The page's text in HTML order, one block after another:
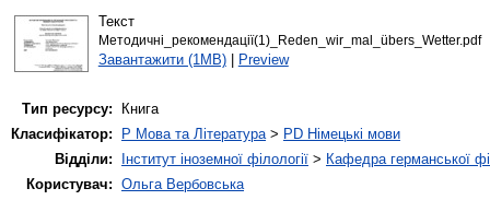
Текст
Методичні_рекомендації(1)_Reden_wir_mal_übers_Wetter.pdf
Завантажити (1MB)| Preview
Тип ресурсу:
Книга
Класифікатор:
P Мова та Література> PD Німецькі мови
Відділи:
Інститут іноземної філології > Кафедра германської
Користувач: Ольга Вербовська